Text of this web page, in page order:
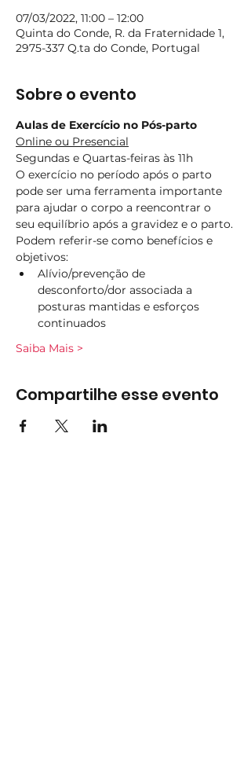
07/03/2022, 11:00 – 12:00
Quinta do Conde, R. da Fraternidade 1,
2975-337 Q.ta do Conde, Portugal
Sobre o evento
Aulas de Exercício no Pós-parto
Online ou Presencial
Segundas e Quartas-feiras às 11h
O exercício no período após o parto
pode ser uma ferramenta importante
para ajudar o corpo a reencontrar o
seu equilíbrio após a gravidez e o parto.
Podem referir-se como benefícios e
objetivos:
Alívio/prevenção de
desconforto/dor associada a
posturas mantidas e esforços
continuados
Saiba Mais >
Compartilhe esse evento